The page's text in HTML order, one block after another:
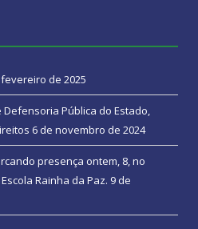
de 2025
Pública do Estado,
6 de novembro de 2024
presença ontem, 8, no
Rainha da Paz. 9 de